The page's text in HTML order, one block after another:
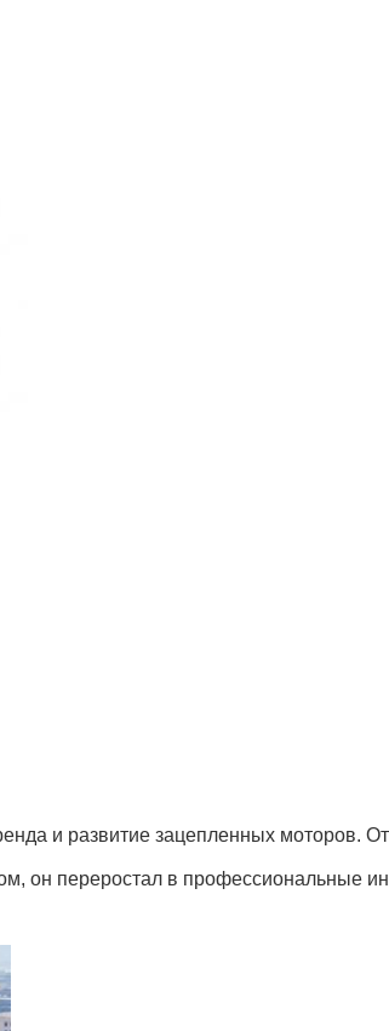
и развитие зацепленных
он переростал в профессиональные